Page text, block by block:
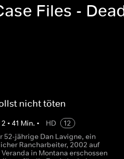
Files -
nicht töten
2 •41 Min. • HD
12
52-jährige Dan Lavigne, ein
Rancharbeiter, 2002 auf
Veranda in Montana erschossen